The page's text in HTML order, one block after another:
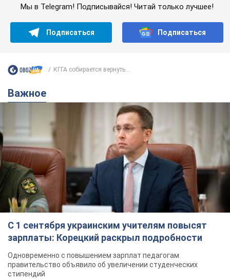
Мы в Telegram! Подписывайся! Читай только лучшее!
Подписаться Подписаться
КГГА собирается вернуть...
Важное
С 1 сентября украинским учителям повысят
зарплаты: Корецкий раскрыл подробности
Одновременно с повышением зарплат педагогам
правительство объявило об увеличении студенческих
стипендий